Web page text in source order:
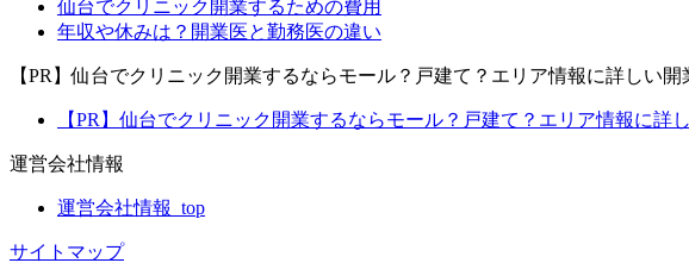
仙台でクリニック開業するための費用
年収や休みは？開業医と勤務医の違い
【PR】仙台でクリニック開業するならモール？戸建て？エリア情報に詳しい
【PR】仙台でクリニック開業するならモール？戸建て？エリア情報に詳
運営会社情報
運営会社情報_top
サイトマップ